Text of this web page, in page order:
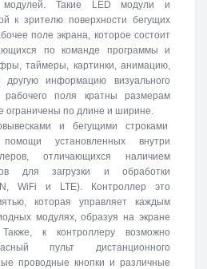
модулей. Такие LED модули и
к зрителю поверхности бегущих
поле экрана, которое состоит
по команде программы и
таймеры, картинки, анимацию,
информацию визуального
поля кратны размерам
ограничены по длине и ширине.
и бегущими строками
установленных внутри
отличающихся наличием
для загрузки и обработки
WiFi и LTE). Контроллер это
которая управляет каждым
модулях, образуя на экране
к контроллеру возможно
пульт дистанционного
проводные кнопки и различные